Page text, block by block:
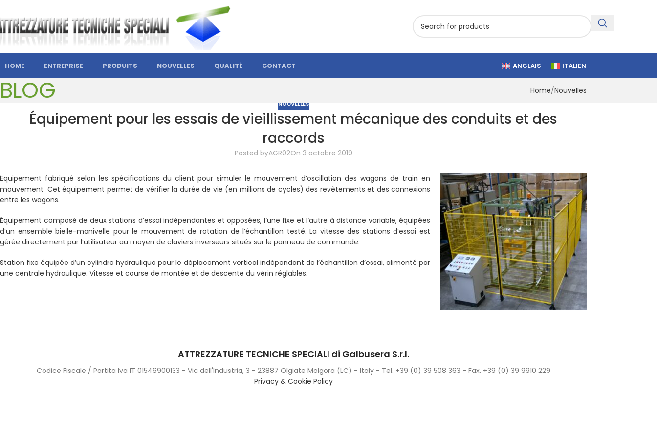
HOME ENTREPRISE PRODUITS NOUVELLES QUALITÉ CONTACT ANGLAIS ITALIEN
BLOG Home Nouvelles
NOUVELLES
Équipement pour les essais de vieillissement mécanique des conduits et des
raccords
Posted byAGR02On 3 octobre 2019
Équipement fabriqué selon les spécifications du client pour simuler le mouvement d’oscillation des wagons de train en
mouvement. Cet équipement permet de vérifier la durée de vie (en millions de cycles) des revêtements et des connexions
entre les wagons.
Équipement composé de deux stations d’essai indépendantes et opposées, l’une fixe et l’autre à distance variable, équipées
d’un ensemble bielle-manivelle pour le mouvement de rotation de l’échantillon testé. La vitesse des stations d’essai est
gérée directement par l’utilisateur au moyen de claviers inverseurs situés sur le panneau de commande.
Station fixe équipée d’un cylindre hydraulique pour le déplacement vertical indépendant de l’échantillon d’essai, alimenté par
une centrale hydraulique. Vitesse et course de montée et de descente du vérin réglables.
ATTREZZATURE TECNICHE SPECIALI di Galbusera S.r.l.
Codice Fiscale / Partita Iva IT 01546900133 - Via dell'Industria, 3 - 23887 Olgiate Molgora (LC) - Italy - Tel. +39 (0) 39 508 363 - Fax. +39 (0) 39 9910 229
Privacy & Cookie Policy